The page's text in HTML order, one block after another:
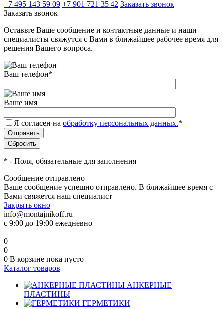
+7 495 143 59 09 +7 901 721 35 42 Заказать звонок
Заказать звонок
Оставьте Ваше сообщение и контактные данные и наши
специалисты свяжутся с Вами в ближайшее рабочее время для
решения Вашего вопроса.
Ваш телефон*
Ваше имя
Я согласен на обработку персональных данных.*
* - Поля, обязательные для заполнения
Сообщение отправлено
Ваше сообщение успешно отправлено. В ближайшее время с
Вами свяжется наш специалист
Закрыть окно
info@montajnikoff.ru
с 9:00 до 19:00 ежедневно
0
0
0 В корзине пока пусто
Каталог товаров
АНКЕРНЫЕ
ПЛАСТИНЫ
ГЕРМЕТИКИ